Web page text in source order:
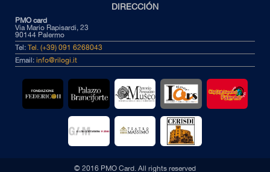
DIRECCIÓN
PMO card
Via Mario Rapisardi, 23
90144 Palermo
Tel: Tel. (+39) 091 6268043
Email: info@rilogi.it
© 2016 PMO Card. All rights reserved